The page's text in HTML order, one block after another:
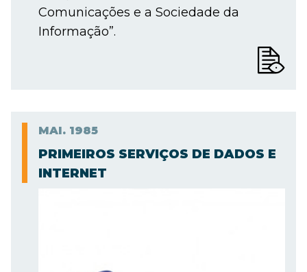
Comunicações e a Sociedade da
Informação”.
MAI. 1985
PRIMEIROS SERVIÇOS DE DADOS E
INTERNET